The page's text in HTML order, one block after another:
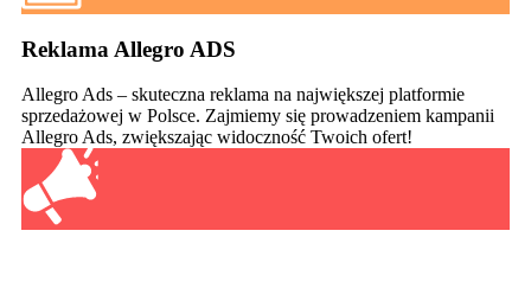
Reklama Allegro ADS
Allegro Ads – skuteczna reklama na największej platformie
sprzedażowej w Polsce. Zajmiemy się prowadzeniem kampanii
Allegro Ads, zwiększając widoczność Twoich ofert!